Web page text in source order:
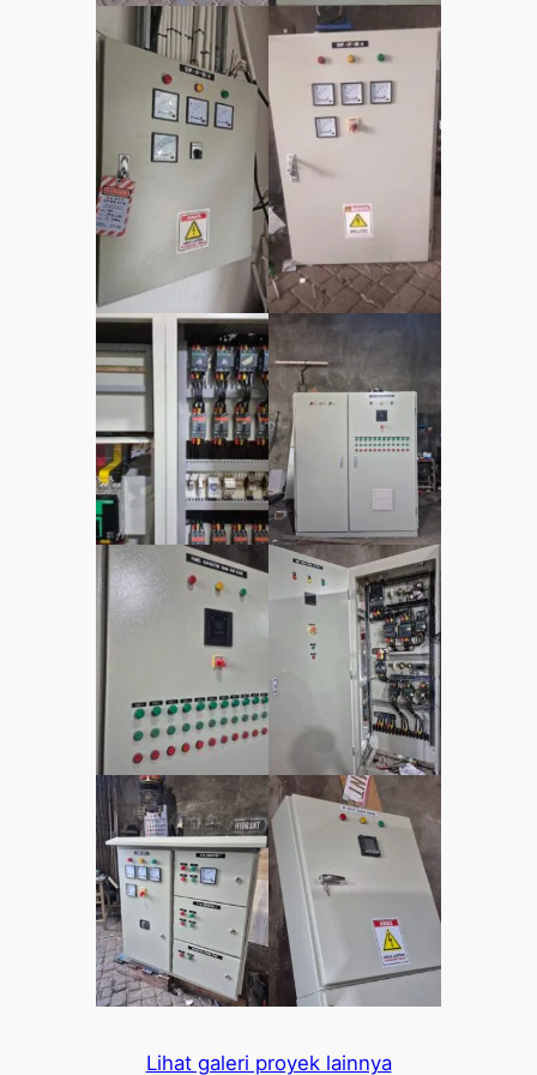
Lihat galeri proyek lainnya